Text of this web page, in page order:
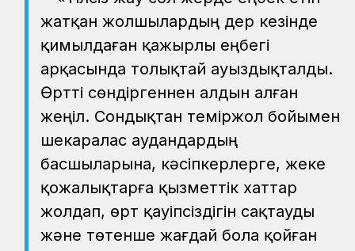
жатқан жолшылардың дер кезінде
қимылдаған қажырлы еңбегі
арқасында толықтай ауыздықталды.
Өртті сөндіргеннен алдын алған
жеңіл. Сондықтан теміржол бойымен
шекаралас аудандардың
басшыларына, кәсіпкерлерге, жеке
қожалықтарға қызметтік хаттар
жолдап, өрт қауіпсіздігін сақтауды
және төтенше жағдай бола қойған